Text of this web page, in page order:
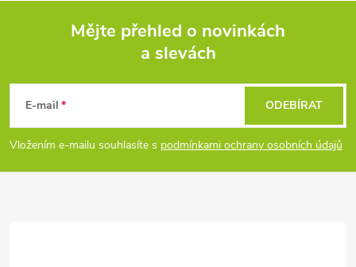
p
a
Mějte přehled o novinkách
a slevách
E-mail
Vložením e-mailu souhlasíte s podmínkami ochrany osobních údajů
ODEBÍRAT